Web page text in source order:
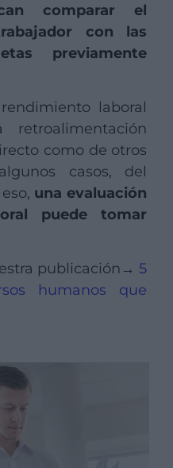
comparar el
con las
previamente
laboral
como de otros
casos, del
una evaluación
puede tomar
publicación→5
humanos que